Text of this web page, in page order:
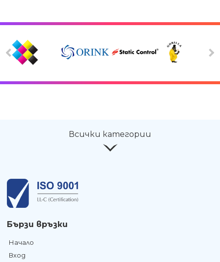
Всички категории
Бързи връзки
Начало
Вход